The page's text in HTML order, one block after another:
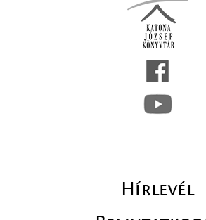
Hírlevél